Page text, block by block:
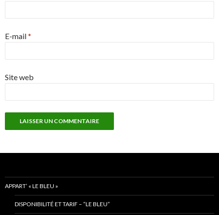
E-mail*
Site web
APPART’ « LE BLEU »
DISPONIBILITÉ ET TARIF – “LE BLEU”